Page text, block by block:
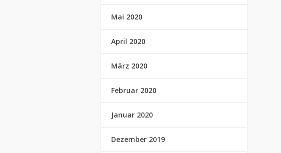
Mai 2020
April 2020
März 2020
Februar 2020
Januar 2020
Dezember 2019